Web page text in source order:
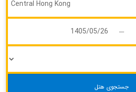
جستجوی هتل